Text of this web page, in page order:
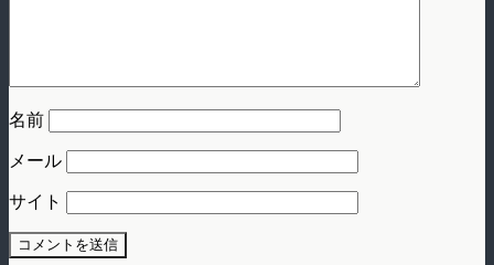
名前
メール
サイト